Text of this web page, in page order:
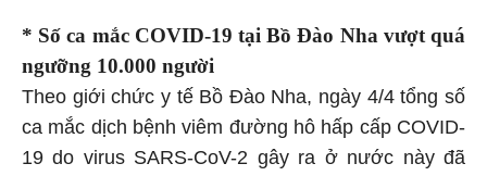
* Số ca mắc COVID-19 tạiBồ Đào Nha vượt quá
ngưỡng 10.000 người
Theo giới chức y tế Bồ Đào Nha, ngày 4/4 tổng số
ca mắc dịch bệnh viêm đường hô hấp cấp COVID-
19 do virus SARS-CoV-2 gây ra ở nước này đã